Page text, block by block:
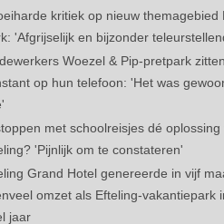
kritiek op nieuw themagebied
'Afgrijselijk en bijzonder
Woezel & Pip-pretpark zitten
op hun telefoon: 'Het was
met schoolreisjes dé oplossing
'Pijnlijk om te constateren'
Grand Hotel genereerde in vijf
omzet als Efteling-vakantiepark
jaar